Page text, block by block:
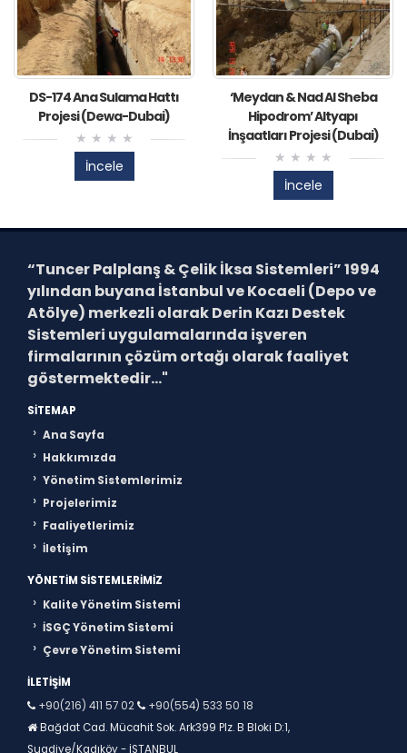
DS-174 Ana Sulama Hattı
Projesi (Dewa-Dubai)
İncele
‘Meydan & Nad Al Sheba
Hipodrom’ Altyapı
İnşaatları Projesi (Dubai)
İncele
“Tuncer Palplanş & Çelik İksa Sistemleri”1994
yılından buyana İstanbul ve Kocaeli (Depo ve
Atölye) merkezli olarak Derin Kazı Destek
Sistemleri uygulamalarında işveren
firmalarının çözüm ortağı olarak faaliyet
göstermektedir..."
SITEMAP
Ana Sayfa
Hakkımızda
Yönetim Sistemlerimiz
Projelerimiz
Faaliyetlerimiz
İletişim
YÖNETIM SISTEMLERIMIZ
Kalite Yönetim Sistemi
İSGÇ Yönetim Sistemi
Çevre Yönetim Sistemi
İLETIŞIM
+90(216) 411 57 02
+90(554) 533 50 18
Bağdat Cad. Mücahit Sok. Ark399 Plz. B Bloki D:1,
Suadiye/Kadıköy - İSTANBUL